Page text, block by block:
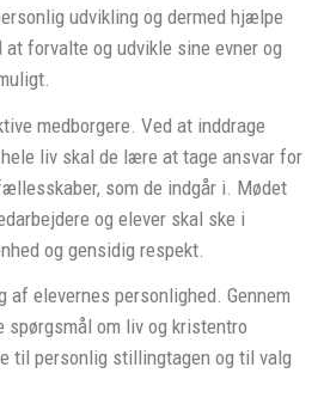
udvikling og dermed hjælpe
forvalte og udvikle sine evner og
medborgere. Ved at inddrage
liv skal de lære at tage ansvar for
som de indgår i. Mødet
og elever skal ske i
og gensidig respekt.
af elevernes personlighed. Gennem
spørgsmål om liv og kristentro
til personlig stillingtagen og til valg